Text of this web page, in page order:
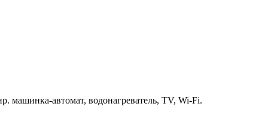
машинка-автомат, водонагреватель, TV, Wi-Fi.